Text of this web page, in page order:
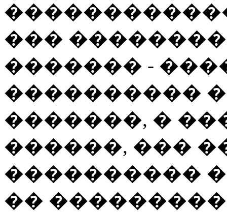
���
������� -
����������
�������, �
������, ���
����������
��